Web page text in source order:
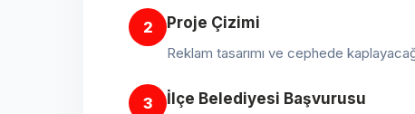
2 Proje Çizimi
Reklam tasarımı ve cephede
3 İlçe Belediyesi Başvurusu